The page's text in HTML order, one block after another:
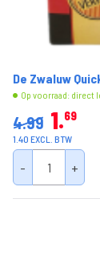
De Zwaluw
Op voorraad: direct
4.99 1 69
1.40 EXCL. BTW
- +